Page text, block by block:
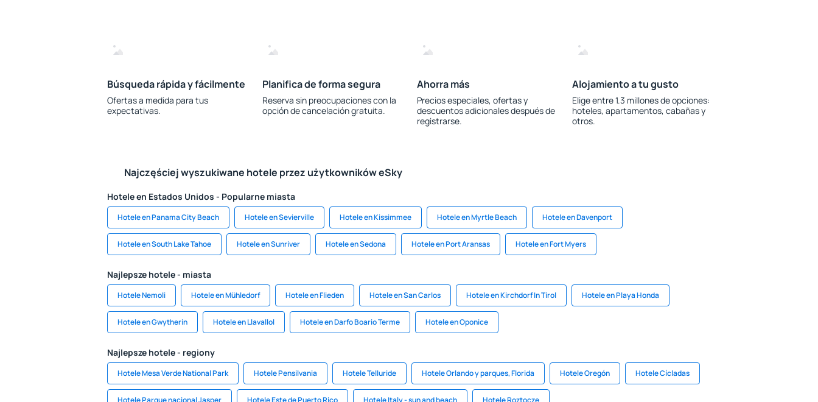
Búsqueda rápida y fácilmente
Ofertas a medida para tus
expectativas.
Planifica de forma segura
Reserva sin preocupaciones con la
opción de cancelación gratuita.
Ahorra más
Precios especiales, ofertas y
descuentos adicionales después de
registrarse.
Alojamiento a tu gusto
Elige entre 1.3 millones de opciones:
hoteles, apartamentos, cabañas y
otros.
Najczęściej wyszukiwane hotele przez użytkowników eSky
Hotele en Estados Unidos - Popularne miasta
Hotele en Panama City Beach Hotele en Sevierville Hotele en Kissimmee Hotele en Myrtle Beach Hotele en Davenport
Hotele en South Lake Tahoe Hotele en Sunriver Hotele en Sedona Hotele en Port Aransas Hotele en Fort Myers
Najlepsze hotele - miasta
Hotele Nemoli Hotele en Mühledorf Hotele en Flieden Hotele en San Carlos Hotele en Kirchdorf In Tirol Hotele en Playa Honda
Hotele en Gwytherin Hotele en Llavallol Hotele en Darfo Boario Terme Hotele en Oponice
Najlepsze hotele - regiony
Hotele Mesa Verde National Park Hotele Pensilvania Hotele Telluride Hotele Orlando y parques, Florida Hotele Oregón Hotele Cícladas
Hotele Parque nacional Jasper Hotele Este de Puerto Rico Hotele Italy - sun and beach Hotele Roztocze